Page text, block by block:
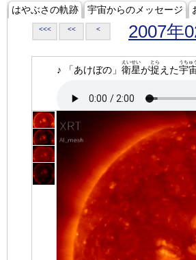
はやぶさの軌跡 宇宙からのメッセージ
<<< << < 2007年
♪ 「あけぼの」 衛星
えいせい
が捉
とら
えた宇
うちゅう